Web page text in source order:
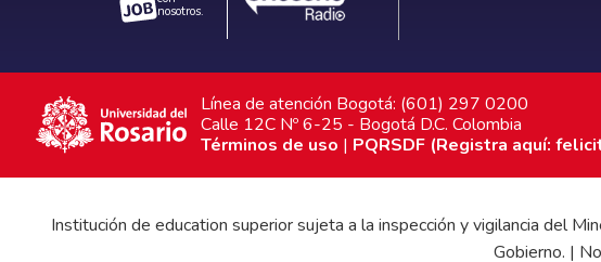
nosotros.
Línea de atención Bogotá: (601) 297 0200
Calle 12C Nº 6-25 - Bogotá D.C. Colombia
Términos de uso | PQRSDF (Registra aquí:
Institución de education superior sujeta a la inspección y vigilancia del
Gobierno. |